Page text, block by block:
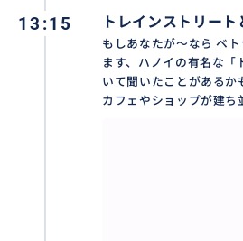
13:15 トレインストリー
もしあなたが〜なら ベ
ます、ハノイの有名な「
いて聞いたことがあるか
カフェやショップが建ち